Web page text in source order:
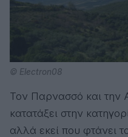
© Electron08
Τον Παρνασσό και την
κατατάξει στην
αλλά εκεί που φτάνει